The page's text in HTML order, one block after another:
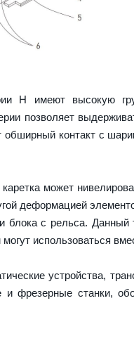
H имеют высокую
позволяет
обширный контакт с
может
деформацией
блока с рельса.
использоваться
устройства,
фрезерные станки,